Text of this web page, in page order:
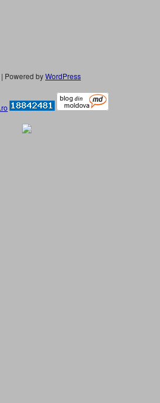
| Powered byWordPress